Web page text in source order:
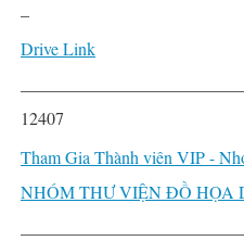
–
Drive Link
12407
Tham Gia Thành viên VIP -
NHÓM THƯ VIỆN ĐỒ HỌA